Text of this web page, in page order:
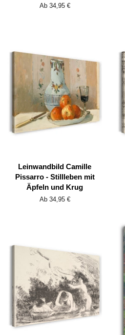
Ab 34,95 €
Leinwandbild Camille
Pissarro - Stillleben mit
Äpfeln und Krug
Ab 34,95 €